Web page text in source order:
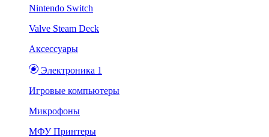
Nintendo Switch
Valve Steam Deck
Аксессуары
Электроника 1
Игровые компьютеры
Микрофоны
МФУ Принтеры